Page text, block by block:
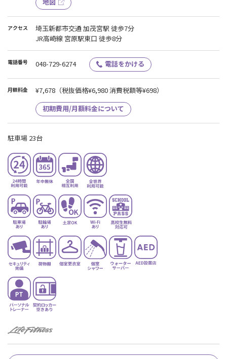
地図
アクセス
埼玉新都市交通 加茂宮駅 徒歩7分
JR高崎線 宮原駅東口 徒歩8分
電話番号 048-729-6274 電話をかける
月額料金 ¥7,678 （税抜価格¥6,980 消費税額等¥698）
初期費用/月額料金について
駐車場 23台